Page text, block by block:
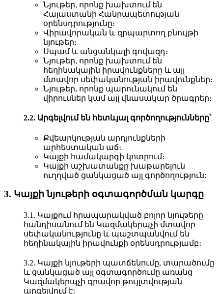
Նյութեր, որոնք խախտում են
Հայաստանի Հանրապետության
օրենսդրությունը։
Վիրավորական և զրպարտող բնույթի
նյութեր։
Սպամ և անցանկալի գովազդ։
Նյութեր, որոնք խախտում են
հեղինակային իրավունքները և այլ
մտավոր սեփականության իրավունքներ։
Նյութեր, որոնք պարունակում են
վիրուսներ կամ այլ վնասակար ծրագրեր։
2.2. Արգելվում են հետևյալ գործողությունները՝
Քվեարկության արդյունքների
արհեստական աճ։
Կայքի համակարգի կոտրում։
Կայքի աշխատանքը խաթարելուն
ուղղված ցանկացած այլ գործողություն:
3. Կայքի նյութերի օգտագործման կարգը
3.1. Կայքում հրապարակված բոլոր նյութերը
հանդիսանում են Կազմակերպչի մտավոր
սեփականությունը և պաշտպանվում են
հեղինակային իրավունքի օրենսդրությամբ։
3.2. Կայքի նյութերի պատճենումը, տարածումը
և ցանկացած այլ օգտագործումը առանց
Կազմակերպչի գրավոր թույլտվության
արգելվում է։